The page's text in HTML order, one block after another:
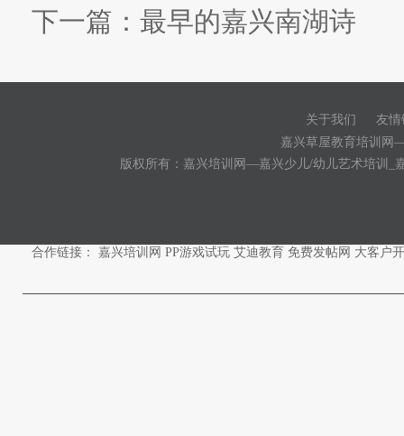
下一篇： 最早的嘉兴南湖诗
关于我们
友情
嘉兴草屋教育培训
版权所有：嘉兴培训网—嘉兴少儿/幼儿艺术培训_
合作链接： 嘉兴培训网 PP游戏试玩 艾迪教育 免费发帖网 大客户